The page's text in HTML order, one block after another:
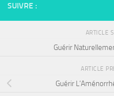
SUIVRE :
ARTICLE
Guérir
ARTICLE
Guérir